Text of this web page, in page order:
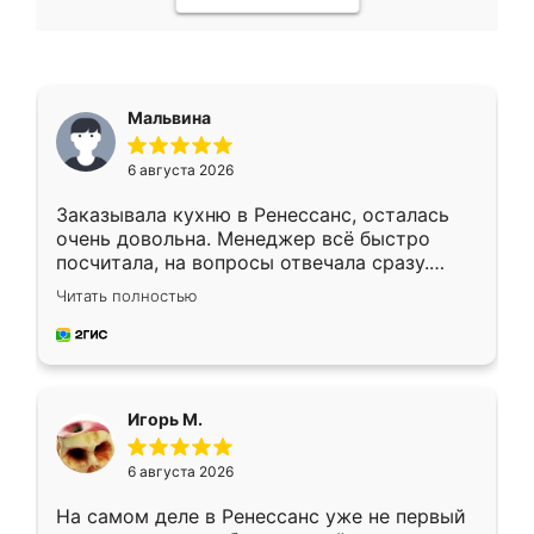
Мальвина
6 августа 2026
Заказывала кухню в Ренессанс, осталась
очень довольна. Менеджер всё быстро
посчитала, на вопросы отвечала сразу.
Замерщик приехал в субботу, подошёл к
делу со всей ответственностью. Собрали
за день, ребята работали аккуратно, даже
Читать полностью
Игорь М.
6 августа 2026
На самом деле в Ренессанс уже не первый